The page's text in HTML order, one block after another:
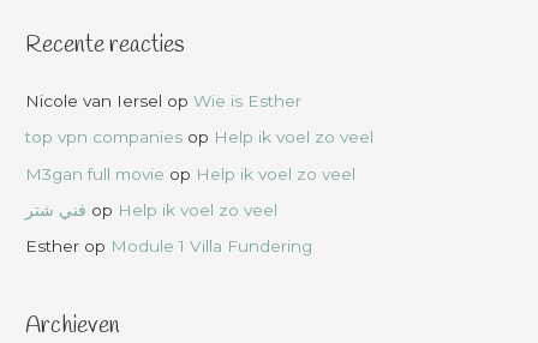
Recente reacties
Nicole van Iersel opWie is Esther
top vpn companies op Help ik voel zo veel
M3gan full movie op Help ik voel zo veel
فني شتر op Help ik voel zo veel
Esther op Module 1 Villa Fundering
Archieven